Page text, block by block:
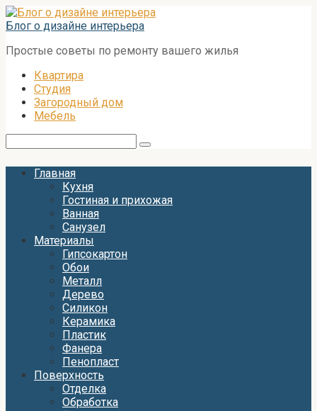
Перейти
к
Блог о дизайне интерьера
Простые советы по ремонту вашего жилья
Квартира
Студия
Загородный дом
Мебель
Главная
Кухня
Гостиная и прихожая
Ванная
Санузел
Материалы
Гипсокартон
Обои
Металл
Дерево
Силикон
Керамика
Пластик
Фанера
Пенопласт
Поверхность
Отделка
Обработка